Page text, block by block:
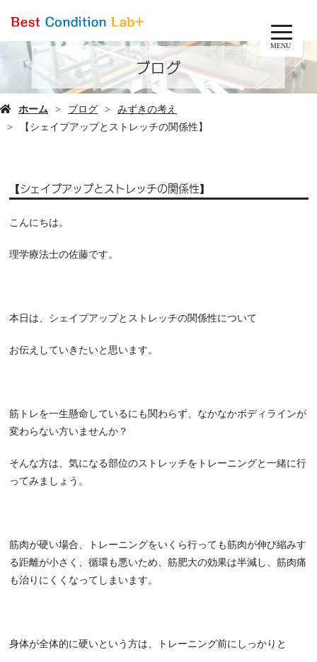
MENU
ブログ
ホーム ブログ
みずきの考え
【シェイプアップとストレッチの関係性】
【シェイプアップとストレッチの関係性】
こんにちは。
理学療法士の佐藤です。
本日は、シェイプアップとストレッチの関係性について
お伝えしていきたいと思います。
筋トレを一生懸命しているにも関わらず、なかなかボディラインが
変わらない方いませんか？
そんな方は、気になる部位のストレッチをトレーニングと一緒に行
ってみましょう。
筋肉が硬い場合、トレーニングをいくら行っても筋肉が伸び縮みす
る距離が小さく、循環も悪いため、筋肥大の効果は半減し、筋肉痛
も治りにくくなってしまいます。
身体が全体的に硬いという方は、トレーニング前にしっかりと